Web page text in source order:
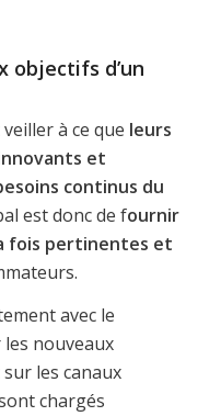
objectifs d’un
à ce que leurs
et
continus du
est donc de fournir
fois pertinentes et
avec le
nouveaux
les canaux
chargés